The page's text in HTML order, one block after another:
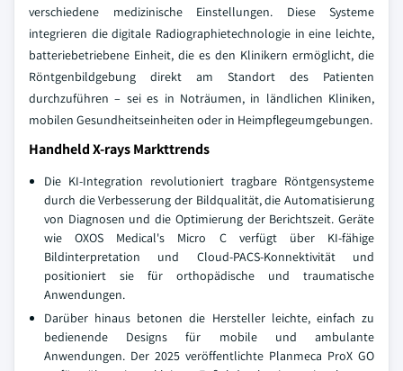
verschiedene medizinische Einstellungen. Diese Systeme
integrieren die digitale Radiographietechnologie in eine leichte,
batteriebetriebene Einheit, die es den Klinikern ermöglicht, die
Röntgenbildgebung direkt am Standort des Patienten
durchzuführen – sei es in Noträumen, in ländlichen Kliniken,
mobilen Gesundheitseinheiten oder in Heimpflegeumgebungen.
Handheld X-rays Markttrends
Die KI-Integration revolutioniert tragbare Röntgensysteme
durch die Verbesserung der Bildqualität, die Automatisierung
von Diagnosen und die Optimierung der Berichtszeit. Geräte
wie OXOS Medical's Micro C verfügt über KI-fähige
Bildinterpretation und Cloud-PACS-Konnektivität und
positioniert sie für orthopädische und traumatische
Anwendungen.
Darüber hinaus betonen die Hersteller leichte, einfach zu
bedienende Designs für mobile und ambulante
Anwendungen. Der 2025 veröffentlichte Planmeca ProX GO